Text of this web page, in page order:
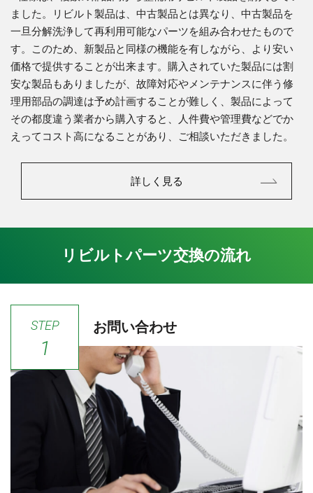
ました。リビルト製品は、中古製品とは異なり、中古製品を
一旦分解洗浄して再利用可能なパーツを組み合わせたもので
す。このため、新製品と同様の機能を有しながら、より安い
価格で提供することが出来ます。購入されていた製品には割
安な製品もありましたが、故障対応やメンテナンスに伴う修
理用部品の調達は予め計画することが難しく、製品によって
その都度違う業者から購入すると、人件費や管理費などでか
えってコスト高になることがあり、ご相談いただきました。
詳しく見る
リビルトパーツ交換の流れ
STEP
1
お問い合わせ